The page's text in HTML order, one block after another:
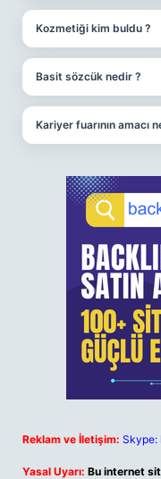
Kozmetiği kim buldu ?
Basit sözcük nedir ?
Kariyer fuarının amacı
Reklam ve İletişim: Skype:
Yasal Uyarı: Bu internet